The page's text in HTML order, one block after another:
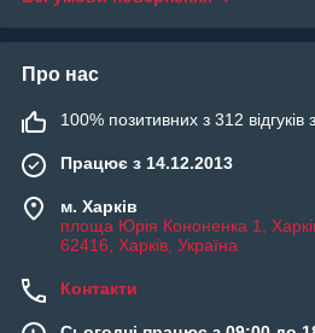
Про нас
100% позитивних з 312 відгуків
Працює з 14.12.2013
м. Харків
площа Юрія Кононенка 1,
62416, Харків, Україна
Контакти